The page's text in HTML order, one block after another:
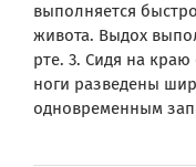
выполняется
живота. Выдох
рте. 3. Сидя на краю
ноги разведены
одновременным